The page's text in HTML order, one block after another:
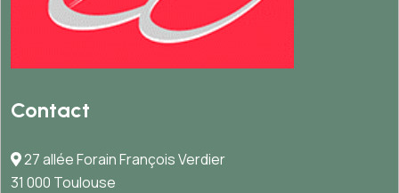
Contact
27 allée Forain François Verdier
31 000 Toulouse